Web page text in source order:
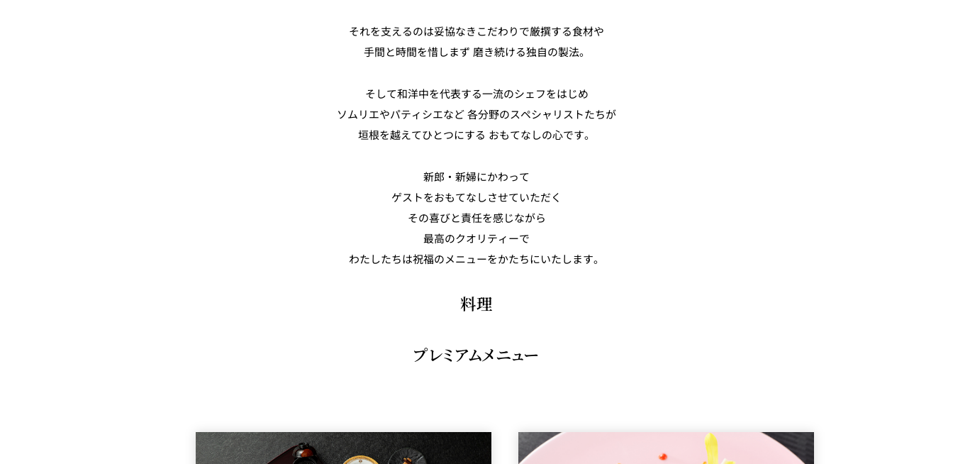
それを支えるのは妥協なきこだわりで厳撰する食材や
手間と時間を惜しまず 磨き続ける独自の製法。
そして和洋中を代表する一流のシェフをはじめ
ソムリエやパティシエなど 各分野のスペシャリストたちが
垣根を越えてひとつにする おもてなしの心です。
新郎・新婦にかわって
ゲストをおもてなしさせていただく
その喜びと責任を感じながら
最高のクオリティーで
わたしたちは祝福のメニューをかたちにいたします。
料理
プレミアムメニュー